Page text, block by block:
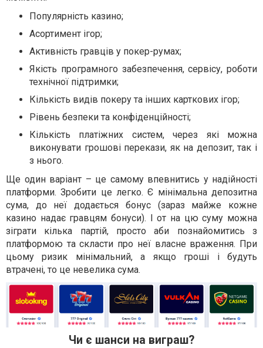
Популярність казино;
Асортимент ігор;
Активність гравців у покер-румах;
Якість програмного забезпечення, сервісу, роботи
технічної підтримки;
Кількість видів покеру та інших карткових ігор;
Рівень безпеки та конфіденційності;
Кількість платіжних систем, через які можна
виконувати грошові перекази, як на депозит, так і
з нього.
Ще один варіант – це самому впевнитись у надійності
платформи. Зробити це легко. Є мінімальна депозитна
сума, до неї додається бонус (зараз майже кожне
казино надає гравцям бонуси). І от на цю суму можна
зіграти кілька партій, просто аби познайомитись з
платформою та скласти про неї власне враження. При
цьому ризик мінімальний, а якщо гроші і будуть
втрачені, то це невелика сума.
Чи є шанси на виграш?